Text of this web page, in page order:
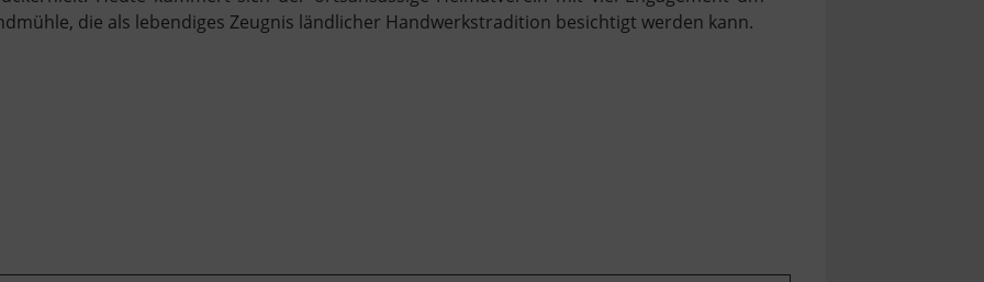
die als lebendiges Zeugnis ländlicher Handwerkstradition besichtigt werden kann.